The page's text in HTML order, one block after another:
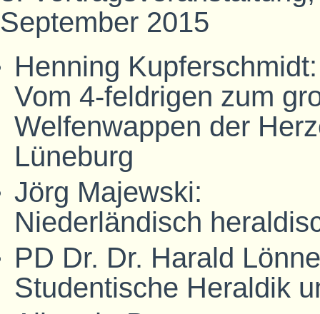
September 2015
Henning Kupferschmidt:
Vom 4-feldrigen zum
Welfenwappen der
Lüneburg
Jörg Majewski:
Niederländisch
PD Dr. Dr. Harald
Studentische Heraldik